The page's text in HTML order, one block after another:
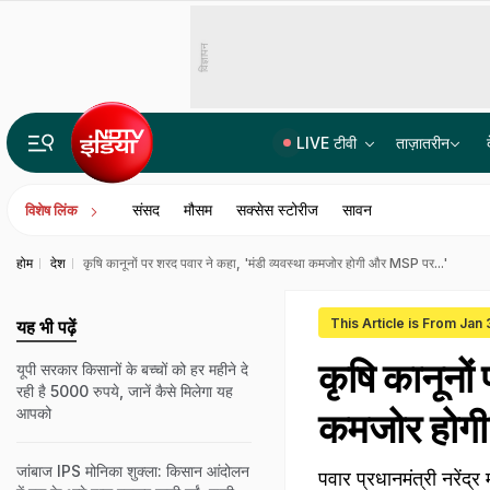
विज्ञापन
LIVE टीवी ताज़ातरीन
विशेष लिंक संसद मौसम सक्सेस स्टोरीज सावन
होम देश कृषि कानूनों पर शरद पवार ने कहा, 'मंडी व्यवस्था कमजोर होगी और MSP पर...'
This Article is From Jan
कृषि कानूनों
कमजोर
पवार प्रधानमंत्री
यह भी पढ़ें
यूपी सरकार किसानों के बच्चों को हर महीने दे
रही है 5000 रुपये, जानें कैसे मिलेगा यह
आपको
जांबाज IPS मोनिका शुक्ला: किसान आंदोलन